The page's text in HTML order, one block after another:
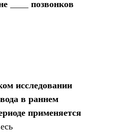
____ позвонков
исследовании
в раннем
применяется